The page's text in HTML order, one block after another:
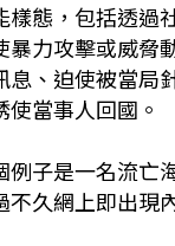
態，包括透
力攻擊或威脅
、迫使被當
當事人回國。
子是一名流
久網上即出現